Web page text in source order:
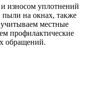
износом уплотнений
пыли на окнах, также
местные
профилактические
обращений.